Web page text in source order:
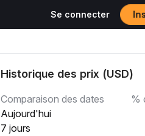
Se connecter
Historique des prix (USD)
Comparaison des dates
%
Aujourd'hui
7 jours